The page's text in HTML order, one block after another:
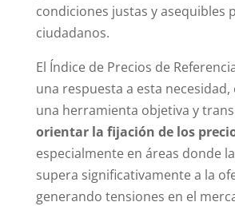
condiciones justas y asequibles
ciudadanos.
El Índice de Precios de
una respuesta a esta
una herramienta objetiva y
orientar la fijación de los
especialmente en áreas donde
supera significativamente a la
generando tensiones en el